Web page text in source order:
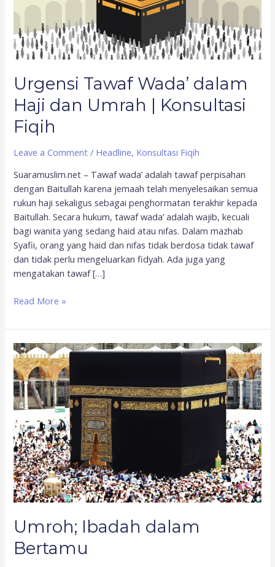
Urgensi Tawaf Wada’ dalam
Haji dan Umrah | Konsultasi
Fiqih
Leave a Comment / Headline, Konsultasi Fiqih
Suaramuslim.net – Tawaf wada’ adalah tawaf perpisahan
dengan Baitullah karena jemaah telah menyelesaikan semua
rukun haji sekaligus sebagai penghormatan terakhir kepada
Baitullah. Secara hukum, tawaf wada’ adalah wajib, kecuali
bagi wanita yang sedang haid atau nifas. Dalam mazhab
Syafii, orang yang haid dan nifas tidak berdosa tidak tawaf
dan tidak perlu mengeluarkan fidyah. Ada juga yang
mengatakan tawaf […]
Konsultasi
Fiqih
Read More »
Umroh; Ibadah dalam
Bertamu
Umroh;
Ibadah
dalam
Bertamu